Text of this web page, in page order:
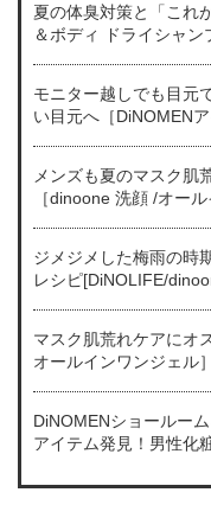
夏の体臭対策と「これ
＆ボディ ドライシャン
モニター越しでも目元
い目元へ［DiNOMEN
メンズも夏のマスク肌
［dinoone 洗顔 /オー
ジメジメした梅雨の時
レシピ[DiNOLIFE/
マスク肌荒れケアにオ
オールインワンジェル］
DiNOMENショールー
アイテム発見！男性化